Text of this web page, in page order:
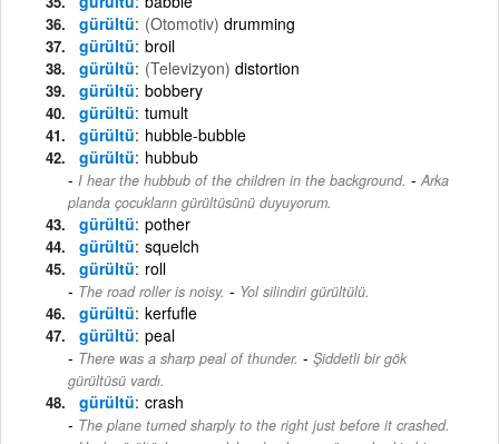
gürültü (Otomotiv) drumming
gürültü broil
gürültü (Televizyon) distortion
gürültü bobbery
gürültü tumult
gürültü hubble-bubble
gürültü hubbub
I hear the hubbub of the children in the background. - Arka
planda çocukların gürültüsünü duyuyorum.
gürültü pother
gürültü squelch
gürültü roll
The road roller is noisy. - Yol silindiri gürültülü.
gürültü kerfufle
gürültü peal
There was a sharp peal of thunder. - Şiddetli bir gök
gürültüsü vardı.
gürültü crash
The plane turned sharply to the right just before it crashed.